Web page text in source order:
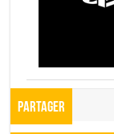
Partager